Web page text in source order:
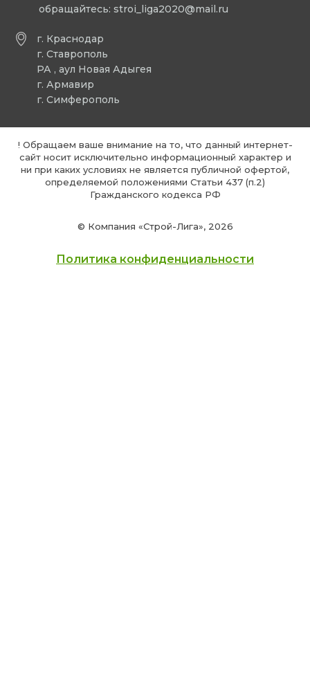
г. Краснодар
г. Ставрополь
РА , аул Новая Адыгея
г. Армавир
г. Симферополь
обращайтесь: stroi_liga2020@mail.ru
© Компания «Строй-Лига», 2026
! Обращаем ваше внимание на то, что данный интернет-
сайт носит исключительно информационный характер и
ни при каких условиях не является публичной офертой,
определяемой положениями Статьи 437 (п.2)
Гражданского кодекса РФ
Политика конфиденциальности